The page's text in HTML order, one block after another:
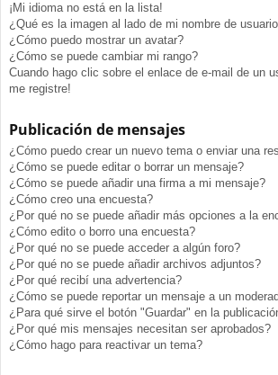
¡Mi idioma no está en la lista!
¿Qué es la imagen al lado de mi nombre de
¿Cómo puedo mostrar un avatar?
¿Cómo se puede cambiar mi rango?
Cuando hago clic sobre el enlace de e-mail de un
me registre!
Publicación de mensajes
¿Cómo puedo crear un nuevo tema o enviar una
¿Cómo se puede editar o borrar un mensaje?
¿Cómo se puede añadir una firma a mi mensaje?
¿Cómo creo una encuesta?
¿Por qué no se puede añadir más opciones a la
¿Cómo edito o borro una encuesta?
¿Por qué no se puede acceder a algún foro?
¿Por qué no se puede añadir archivos adjuntos?
¿Por qué recibí una advertencia?
¿Cómo se puede reportar un mensaje a un
¿Para qué sirve el botón "Guardar" en la
¿Por qué mis mensajes necesitan ser aprobados?
¿Cómo hago para reactivar un tema?